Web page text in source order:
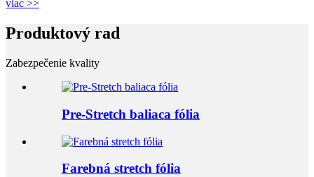
viac >>
Produktový rad
Zabezpečenie kvality
Pre-Stretch baliaca fólia
Farebná stretch fólia